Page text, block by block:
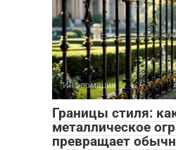
Информация
Границы стиля:
металлическое
превращает